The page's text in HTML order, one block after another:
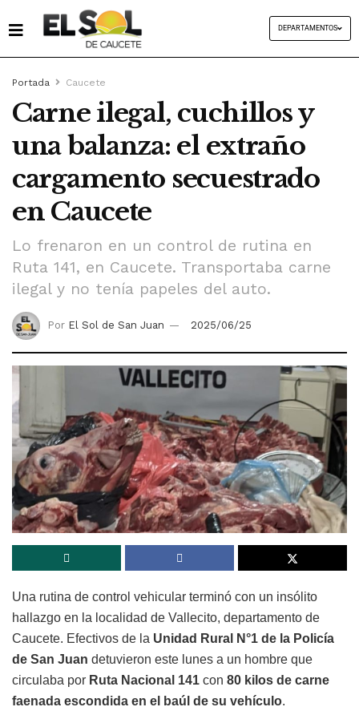
DEPARTAMENTOS
Portada Caucete
Carne ilegal, cuchillos y
una balanza: el extraño
cargamento secuestrado
en Caucete
Lo frenaron en un control de rutina en
Ruta 141, en Caucete. Transportaba carne
ilegal y no tenía papeles del auto.
Por El Sol de San Juan 2025/06/25
Una rutina de control vehicular terminó con un insólito
hallazgo en la localidad de Vallecito, departamento de
Caucete. Efectivos de la Unidad Rural N°1 de la Policía
de San Juan detuvieron este lunes a un hombre que
circulaba por Ruta Nacional 141 con 80 kilos de carne
faenada escondida en el baúl de su vehículo.